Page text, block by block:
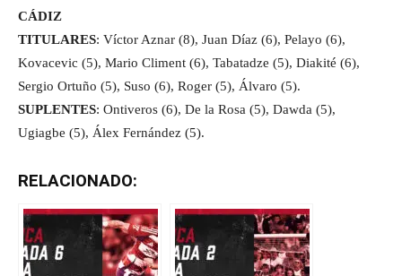
CÁDIZ
TITULARES: Víctor Aznar (8), Juan Díaz (6), Pelayo (6),
Kovacevic (5), Mario Climent (6), Tabatadze (5), Diakité (6),
Sergio Ortuño (5), Suso (6), Roger (5), Álvaro (5).
SUPLENTES: Ontiveros (6), De la Rosa (5), Dawda (5),
Ugiagbe (5), Álex Fernández (5).
RELACIONADO: